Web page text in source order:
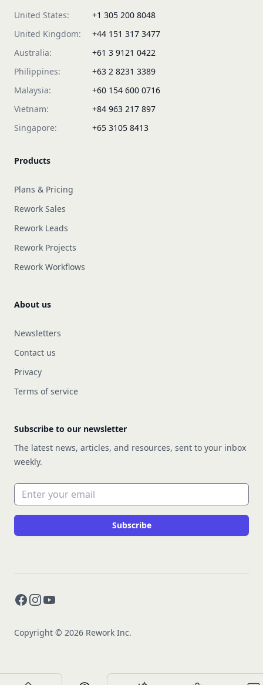
United States:
+1 305 200 8048
United Kingdom:
+44 151 317 3477
Australia:
+61 3 9121 0422
Philippines:
+63 2 8231 3389
Malaysia:
+60 154 600 0716
Vietnam:
+84 963 217 897
Singapore:
+65 3105 8413
Products
Plans & Pricing
Rework Sales
Rework Leads
Rework Projects
Rework Workflows
About us
Newsletters
Contact us
Privacy
Terms of service
Subscribe to our newsletter
The latest news, articles, and resources, sent to your inbox
weekly.
Email address
Subscribe
Facebook
Instagram
YouTube
Copyright © 2026 Rework Inc.